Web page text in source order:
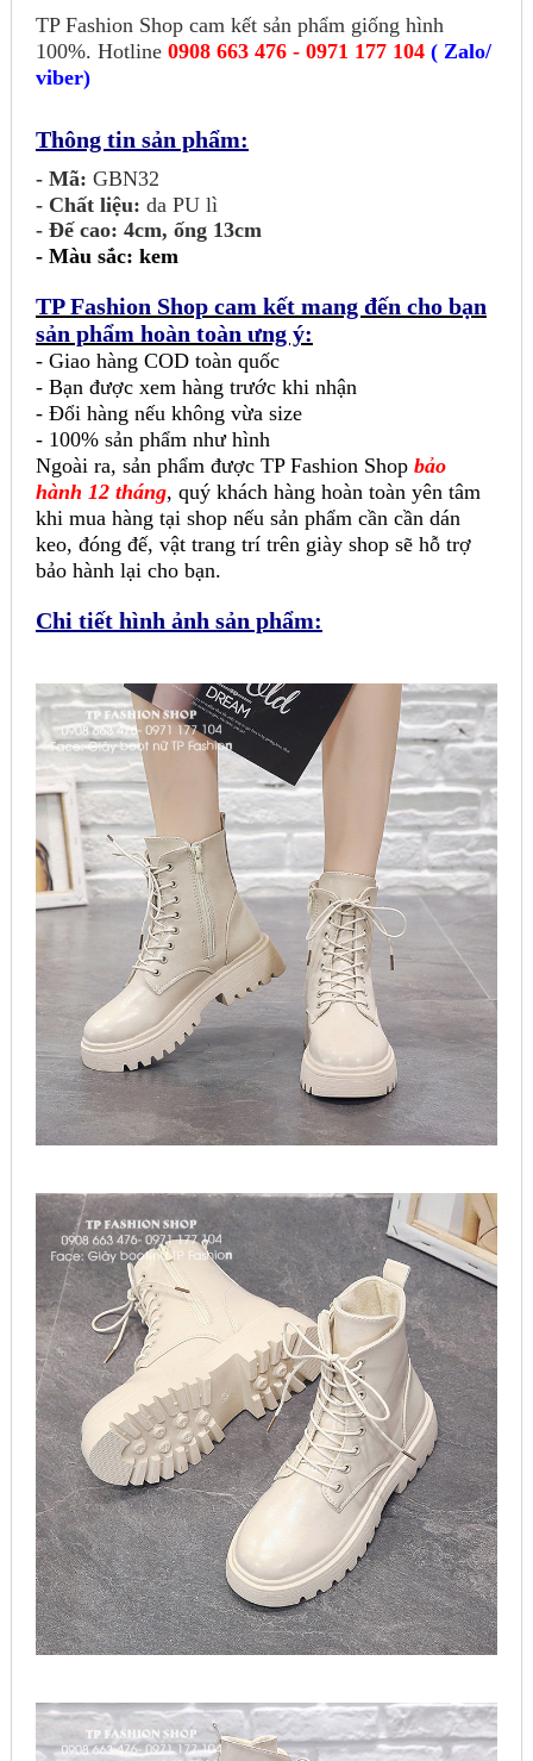
TP Fashion Shop cam kết sản phẩm giống hình
100%. Hotline 0908 663 476 - 0971 177 104 ( Zalo/
viber)
Thông tin sản phẩm:
- Mã: GBN32
- Chất liệu: da PU lì
- Đế cao: 4cm, ống 13cm
- Màu sắc: kem
TP Fashion Shop cam kết mang đến cho bạn
sản phẩm hoàn toàn ưng ý:
- Giao hàng COD toàn quốc
- Bạn được xem hàng trước khi nhận
- Đổi hàng nếu không vừa size
- 100% sản phẩm như hình
Ngoài ra, sản phẩm được TP Fashion Shop bảo
hành 12 tháng, quý khách hàng hoàn toàn yên tâm
khi mua hàng tại shop nếu sản phẩm cần cần dán
keo, đóng đế, vật trang trí trên giày shop sẽ hỗ trợ
bảo hành lại cho bạn.
Chi tiết hình ảnh sản phẩm: